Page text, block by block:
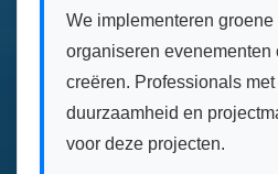
We implementeren
organiseren evenementen
creëren. Professionals
duurzaamheid en
voor deze projecten.